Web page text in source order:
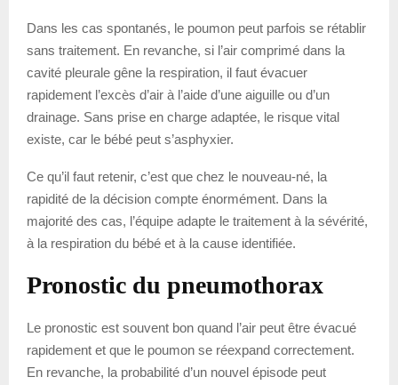
Dans les cas spontanés, le poumon peut parfois se rétablir
sans traitement. En revanche, si l’air comprimé dans la
cavité pleurale gêne la respiration, il faut évacuer
rapidement l’excès d’air à l’aide d’une aiguille ou d’un
drainage. Sans prise en charge adaptée, le risque vital
existe, car le bébé peut s’asphyxier.
Ce qu’il faut retenir, c’est que chez le nouveau-né, la
rapidité de la décision compte énormément. Dans la
majorité des cas, l’équipe adapte le traitement à la sévérité,
à la respiration du bébé et à la cause identifiée.
Pronostic du pneumothorax
Le pronostic est souvent bon quand l’air peut être évacué
rapidement et que le poumon se réexpand correctement.
En revanche, la probabilité d’un nouvel épisode peut